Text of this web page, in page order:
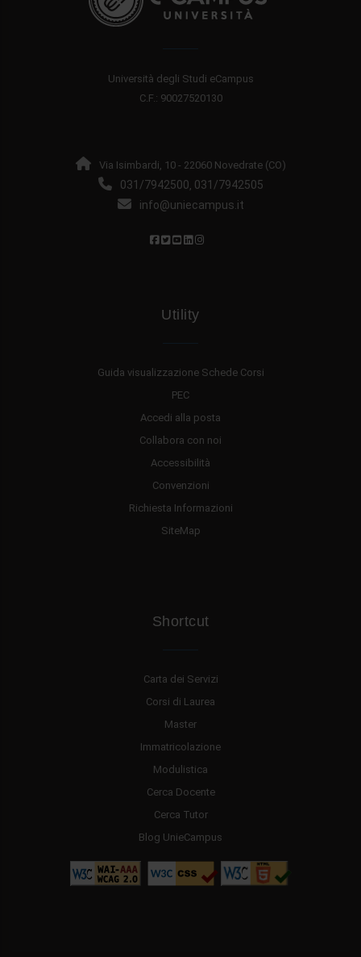
Università degli Studi eCampus
C.F.: 90027520130
Via Isimbardi, 10 - 22060 Novedrate (CO)
031/7942500, 031/7942505
info@uniecampus.it
Utility
Guida visualizzazione Schede Corsi
PEC
Accedi alla posta
Collabora con noi
Accessibilità
Convenzioni
Richiesta Informazioni
SiteMap
Shortcut
Carta dei Servizi
Corsi di Laurea
Master
Immatricolazione
Modulistica
Cerca Docente
Cerca Tutor
Blog UnieCampus